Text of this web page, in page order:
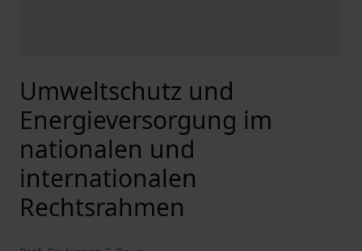
Umweltschutz und
Energieversorgung im
nationalen und
internationalen
Rechtsrahmen